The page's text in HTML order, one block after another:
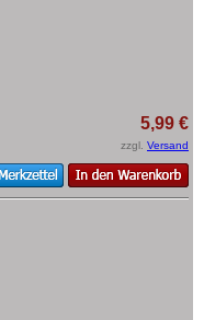
5,99 €
zzgl. Versand